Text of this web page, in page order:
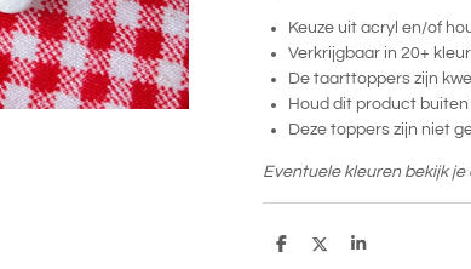
Keuze uit acryl en/of
Verkrijgbaar in 20+
De taarttoppers zijn
Houd dit product buiten
Deze toppers zijn niet
Eventuele kleuren bekijk
D
D
S